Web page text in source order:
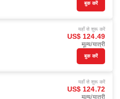
बुक करें
यहाँ से शुरू करें
US$ 124.49
मूल्य/यात्री
बुक करें
यहाँ से शुरू करें
US$ 124.72
मूल्य/यात्री